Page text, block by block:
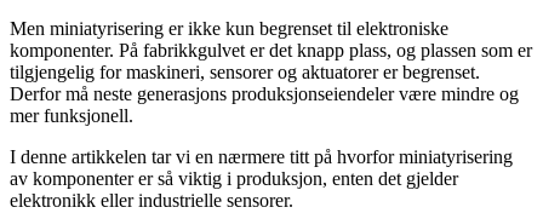
Men miniatyrisering er ikke kun begrenset til elektroniske
komponenter. På fabrikkgulvet er det knapp plass, og plassen som er
tilgjengelig for maskineri, sensorer og aktuatorer er begrenset.
Derfor må neste generasjons produksjonseiendeler være mindre og
mer funksjonell.
I denne artikkelen tar vi en nærmere titt på hvorfor miniatyrisering
av komponenter er så viktig i produksjon, enten det gjelder
elektronikk eller industrielle sensorer.